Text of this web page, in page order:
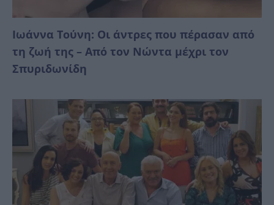
Ιωάννα Τούνη: Οι άντρες που πέρασαν από
τη ζωή της – Από τον Νώντα μέχρι τον
Σπυριδωνίδη